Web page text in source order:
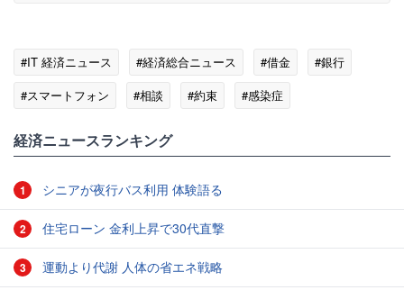
#IT 経済ニュース #経済総合ニュース #借金
#銀行
#スマートフォン
#相談 #約束
#感染症
経済ニュースランキング
1 シニアが夜行バス利用 体験語る
2 住宅ローン 金利上昇で30代直撃
3 運動より代謝 人体の省エネ戦略